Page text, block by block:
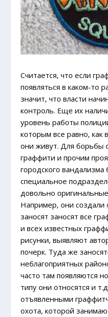
Считается, что если
появляться в каком-то
значит, что власти
контроль. Еще их
уровень работы
которым все равно, как
они живут. Для борьбы
граффити и прочим
городского
специальное
довольно
Например, они создали
заносят заносят все
и всех известных
рисунки, выявляют
почерк. Туда же
неблагоприятных
часто там появляются
типу они относятся и
отъявленными
охота, которой